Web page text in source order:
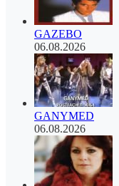
GAZEBO
06.08.2026
GANYMED
06.08.2026